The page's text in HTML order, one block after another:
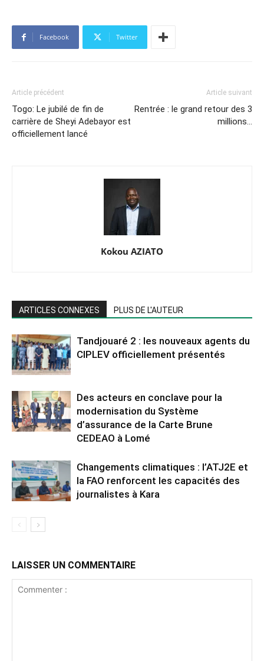
Facebook Twitter
Article précédent
Togo: Le jubilé de fin de
carrière de Sheyi Adebayor est
officiellement lancé
Article suivant
Rentrée : le grand retour des 3
millions…
Kokou AZIATO
ARTICLES CONNEXES PLUS DE L'AUTEUR
Tandjouaré 2 : les nouveaux agents du
CIPLEV officiellement présentés
Des acteurs en conclave pour la
modernisation du Système
d’assurance de la Carte Brune
CEDEAO à Lomé
Changements climatiques : l’ATJ2E et
la FAO renforcent les capacités des
journalistes à Kara
LAISSER UN COMMENTAIRE